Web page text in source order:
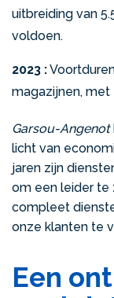
uitbreiding van
voldoen.
2023 :
magazijnen, met
Garsou-Angenot
licht van
jaren zijn
om een ​​leider te
compleet
onze klanten te
Een